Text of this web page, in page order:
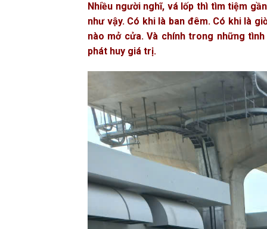
Nhiều người nghĩ, vá lốp thì tìm tiệm
như vậy. Có khi là ban đêm. Có khi là
nào mở cửa. Và chính trong những
phát huy giá trị.